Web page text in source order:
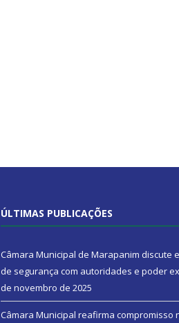
ÚLTIMAS PUBLICAÇÕES
Câmara Municipal de Marapanim discute
de segurança com autoridades e poder
de novembro de 2025
Câmara Municipal reafirma compromisso